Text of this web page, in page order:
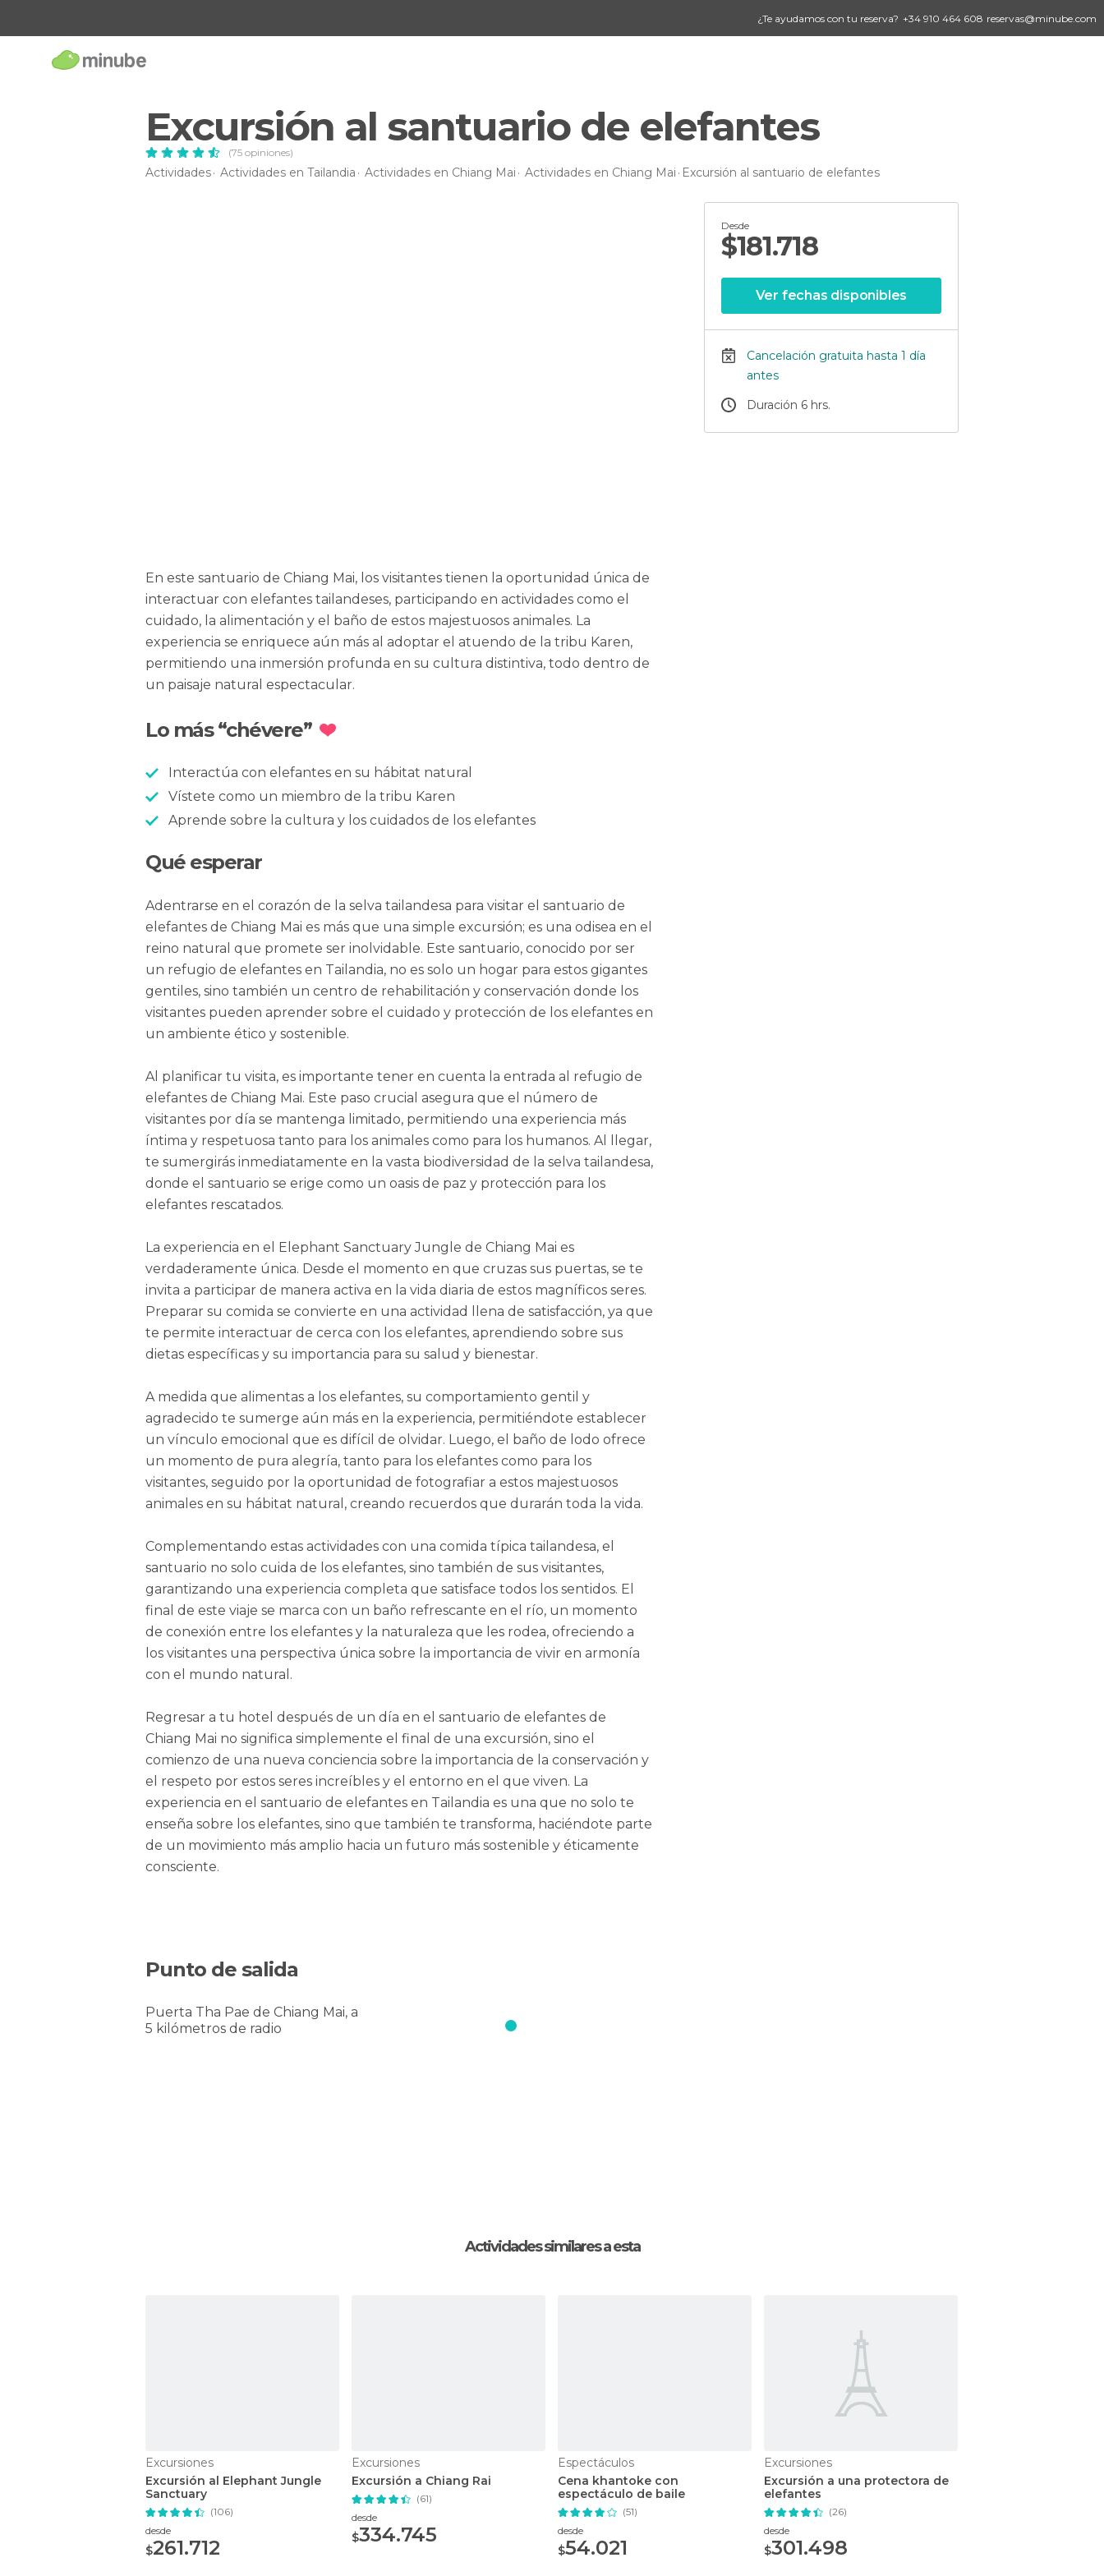
¿Te ayudamos con tu reserva? +34 910 464 608 reservas@minube.com
Excursión al santuario de elefantes
(75 opiniones)
Actividades Actividades en Tailandia Actividades en Chiang Mai Actividades en Chiang Mai Excursión al santuario de elefantes
Desde
$181.718
Ver fechas disponibles
Cancelación gratuita hasta 1 día
antes
Duración 6 hrs.
En este santuario de Chiang Mai, los visitantes tienen la oportunidad única de
interactuar con elefantes tailandeses, participando en actividades como el
cuidado, la alimentación y el baño de estos majestuosos animales. La
experiencia se enriquece aún más al adoptar el atuendo de la tribu Karen,
permitiendo una inmersión profunda en su cultura distintiva, todo dentro de
un paisaje natural espectacular.
Lo más “chévere”
Interactúa con elefantes en su hábitat natural
Vístete como un miembro de la tribu Karen
Aprende sobre la cultura y los cuidados de los elefantes
Qué esperar
Adentrarse en el corazón de la selva tailandesa para visitar el santuario de
elefantes de Chiang Mai es más que una simple excursión; es una odisea en el
reino natural que promete ser inolvidable. Este santuario, conocido por ser
un refugio de elefantes en Tailandia, no es solo un hogar para estos gigantes
gentiles, sino también un centro de rehabilitación y conservación donde los
visitantes pueden aprender sobre el cuidado y protección de los elefantes en
un ambiente ético y sostenible.
Al planificar tu visita, es importante tener en cuenta la entrada al refugio de
elefantes de Chiang Mai. Este paso crucial asegura que el número de
visitantes por día se mantenga limitado, permitiendo una experiencia más
íntima y respetuosa tanto para los animales como para los humanos. Al llegar,
te sumergirás inmediatamente en la vasta biodiversidad de la selva tailandesa,
donde el santuario se erige como un oasis de paz y protección para los
elefantes rescatados.
La experiencia en el Elephant Sanctuary Jungle de Chiang Mai es
verdaderamente única. Desde el momento en que cruzas sus puertas, se te
invita a participar de manera activa en la vida diaria de estos magníficos seres.
Preparar su comida se convierte en una actividad llena de satisfacción, ya que
te permite interactuar de cerca con los elefantes, aprendiendo sobre sus
dietas específicas y su importancia para su salud y bienestar.
A medida que alimentas a los elefantes, su comportamiento gentil y
agradecido te sumerge aún más en la experiencia, permitiéndote establecer
un vínculo emocional que es difícil de olvidar. Luego, el baño de lodo ofrece
un momento de pura alegría, tanto para los elefantes como para los
visitantes, seguido por la oportunidad de fotografiar a estos majestuosos
animales en su hábitat natural, creando recuerdos que durarán toda la vida.
Complementando estas actividades con una comida típica tailandesa, el
santuario no solo cuida de los elefantes, sino también de sus visitantes,
garantizando una experiencia completa que satisface todos los sentidos. El
final de este viaje se marca con un baño refrescante en el río, un momento
de conexión entre los elefantes y la naturaleza que les rodea, ofreciendo a
los visitantes una perspectiva única sobre la importancia de vivir en armonía
con el mundo natural.
Regresar a tu hotel después de un día en el santuario de elefantes de
Chiang Mai no significa simplemente el final de una excursión, sino el
comienzo de una nueva conciencia sobre la importancia de la conservación y
el respeto por estos seres increíbles y el entorno en el que viven. La
experiencia en el santuario de elefantes en Tailandia es una que no solo te
enseña sobre los elefantes, sino que también te transforma, haciéndote parte
de un movimiento más amplio hacia un futuro más sostenible y éticamente
consciente.
Punto de salida
Puerta Tha Pae de Chiang Mai, a
5 kilómetros de radio
Actividades similares a esta
Excursiones
Excursión al Elephant Jungle
Sanctuary
(106)
desde
$261.712
Excursiones
Excursión a Chiang Rai
(61)
desde
$334.745
Espectáculos
Cena khantoke con
espectáculo de baile
(51)
desde
$54.021
Excursiones
Excursión a una protectora de
elefantes
(26)
desde
$301.498